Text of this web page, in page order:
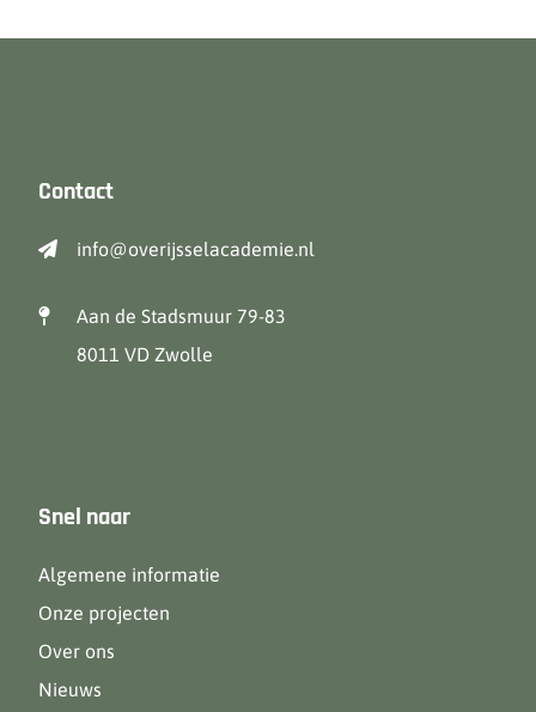
Contact
info@overijsselacademie.nl
Aan de Stadsmuur 79-83
8011 VD Zwolle
Snel naar
Algemene informatie
Onze projecten
Over ons
Nieuws